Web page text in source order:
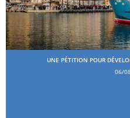
UNE PÉTITION POUR
06/